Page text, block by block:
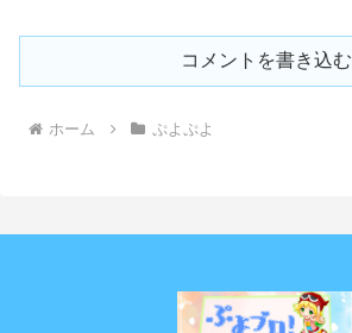
コメントを書き込む
ホーム ぷよぷよ